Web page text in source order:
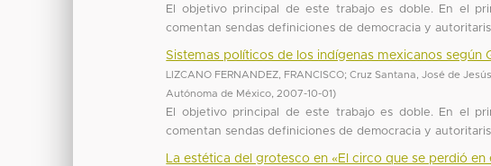
El objetivo principal de este trabajo es doble. En el
comentan sendas definiciones de democracia y
Sistemas políticos de los indígenas mexicanos según
LIZCANO FERNANDEZ, FRANCISCO;Cruz Santana, José de Jesús
Autónoma de México
2007-10-01)
El objetivo principal de este trabajo es doble. En el
comentan sendas definiciones de democracia y
La estética del grotesco en «El circo que se perdió